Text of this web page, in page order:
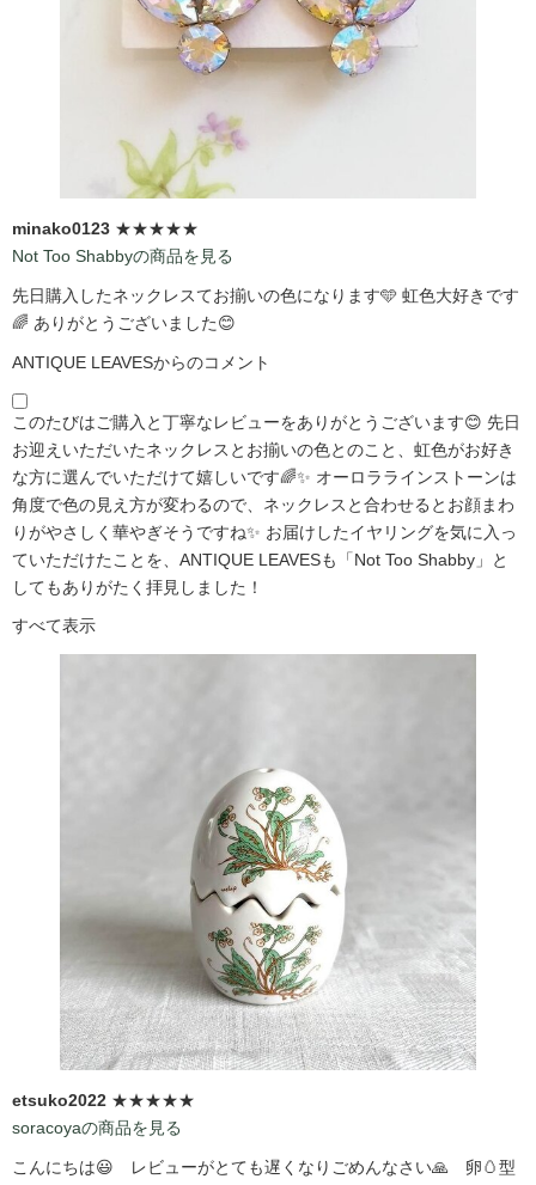
minako0123 ★★★★★
Not Too Shabbyの商品を見る
先日購入したネックレスてお揃いの色になります🩵 虹色大好きです
🌈 ありがとうございました😊
ANTIQUE LEAVESからのコメント
このたびはご購入と丁寧なレビューをありがとうございます😊 先日
お迎えいただいたネックレスとお揃いの色とのこと、虹色がお好き
な方に選んでいただけて嬉しいです🌈✨ オーロララインストーンは
角度で色の見え方が変わるので、ネックレスと合わせるとお顔まわ
りがやさしく華やぎそうですね✨ お届けしたイヤリングを気に入っ
ていただけたことを、ANTIQUE LEAVESも「Not Too Shabby」と
してもありがたく拝見しました！
すべて表示
etsuko2022 ★★★★★
soracoyaの商品を見る
こんにちは😃 レビューがとても遅くなりごめんなさい🙏 卵🥚型